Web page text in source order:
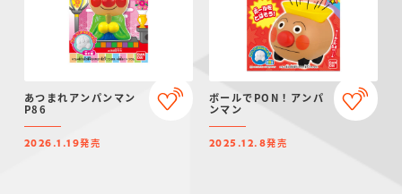
あつまれアンパンマン
P86
2026.1.19発売
ボールでPON！アンパ
ンマン
2025.12.8発売